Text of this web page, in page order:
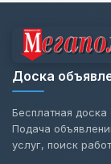
Доска
Бесплатная
Подача
услуг, поиск